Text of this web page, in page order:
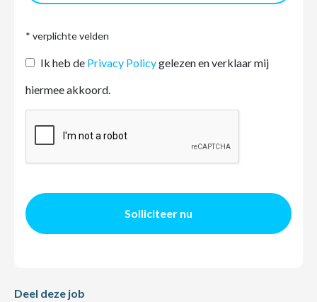
* verplichte velden
Ik heb de Privacy Policygelezen en verklaar mij
hiermee akkoord.
Solliciteer nu
Deel deze job